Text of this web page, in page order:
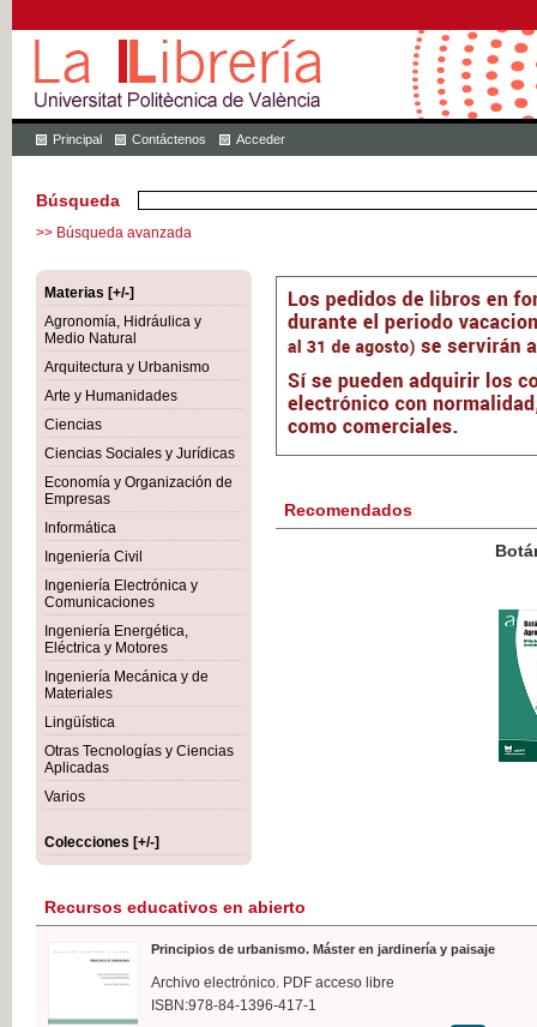
Principal Contáctenos Acceder
Búsqueda
>> Búsqueda avanzada
Materias [+/-]
Agronomía, Hidráulica y
Medio Natural
Arquitectura y Urbanismo
Arte y Humanidades
Ciencias
Ciencias Sociales y Jurídicas
Economía y Organización de
Empresas
Informática
Ingeniería Civil
Ingeniería Electrónica y
Comunicaciones
Ingeniería Energética,
Eléctrica y Motores
Ingeniería Mecánica y de
Materiales
Lingüística
Otras Tecnologías y Ciencias
Aplicadas
Varios
Colecciones [+/-]
Recomendados
IVA
Recursos educativos en abierto
Principios de urbanismo. Máster en jardinería y paisaje
Archivo electrónico. PDF acceso libre
ISBN:978-84-1396-417-1